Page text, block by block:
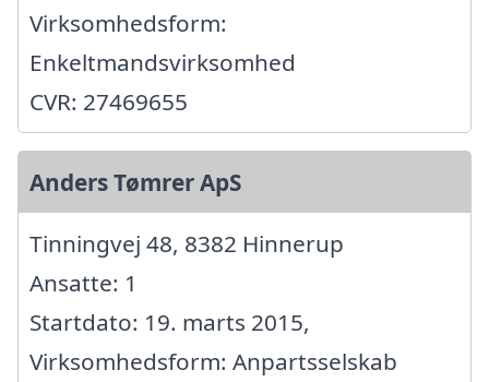
Virksomhedsform:
Enkeltmandsvirksomhed
CVR: 27469655
Anders Tømrer ApS
Tinningvej 48, 8382 Hinnerup
Ansatte: 1
Startdato: 19. marts 2015,
Virksomhedsform: Anpartsselskab